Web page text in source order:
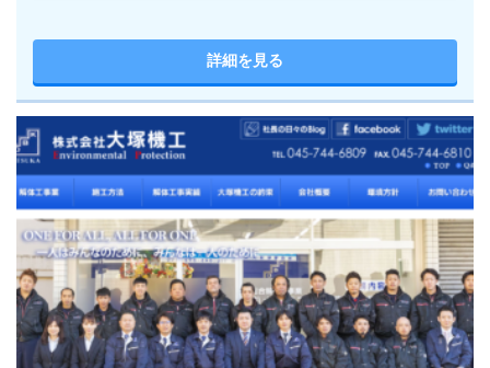
詳細を見る